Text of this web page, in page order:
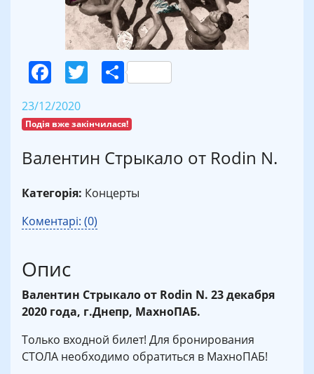
Facebook
Twitter
Поділитися
23/12/2020
Подія вже закінчилася!
Валентин Стрыкало от Rodin N.
Категорія: Концерты
Коментарі: (0)
Опис
Валентин Стрыкало от Rodin N. 23 декабря
2020 года, г.Днепр, МахноПАБ.
Только входной билет! Для бронирования
СТОЛА необходимо обратиться в МахноПАБ!